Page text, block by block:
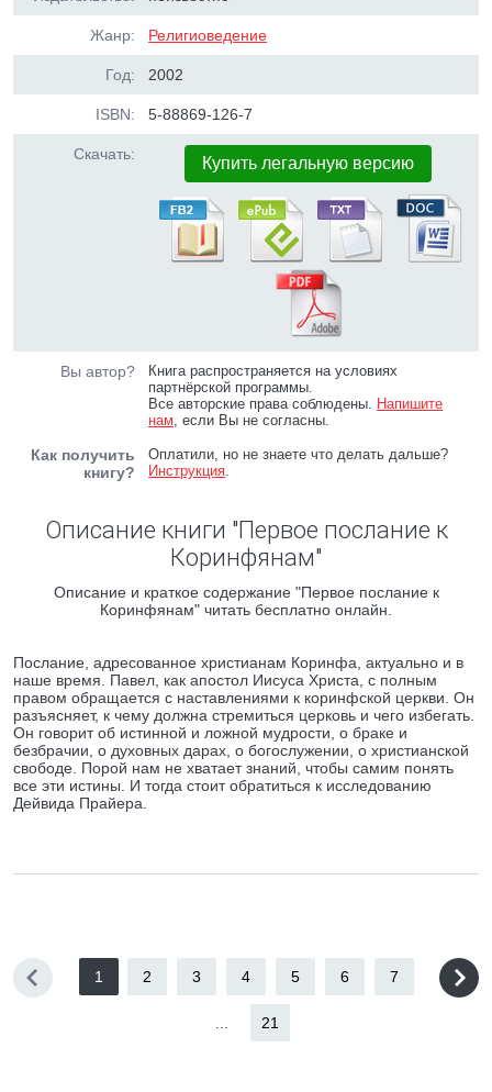
Жанр: Религиоведение
Год: 2002
ISBN: 5-88869-126-7
Скачать: Купить легальную версию
Вы автор?
Книга распространяется на условиях
партнёрской программы.
Все авторские права соблюдены. Напишите
нам, если Вы не согласны.
Как получить
книгу?
Оплатили, но не знаете что делать дальше?
Инструкция.
Описание книги "Первое послание к
Коринфянам"
Описание и краткое содержание "Первое послание к
Коринфянам" читать бесплатно онлайн.
Послание, адресованное христианам Коринфа, актуально и в
наше время. Павел, как апостол Иисуса Христа, с полным
правом обращается с наставлениями к коринфской церкви. Он
разъясняет, к чему должна стремиться церковь и чего избегать.
Он говорит об истинной и ложной мудрости, о браке и
безбрачии, о духовных дарах, о богослужении, о христианской
свободе. Порой нам не хватает знаний, чтобы самим понять
все эти истины. И тогда стоит обратиться к исследованию
Дейвида Прайера.
1 2 3 4 5 6 7
21